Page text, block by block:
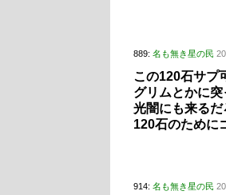
889: 名も無き星の民
この120石サプ
グリムとかに突
光闇にも来る
120石のために
914: 名も無き星の民